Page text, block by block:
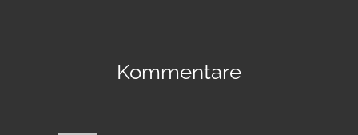
Kommentare